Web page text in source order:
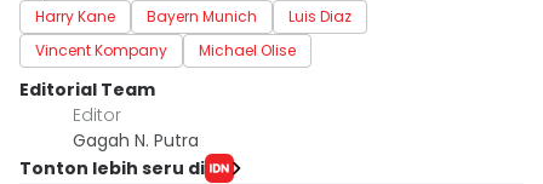
Harry Kane Bayern Munich
Luis Diaz
Vincent Kompany
Michael Olise
Editorial Team
Editor
Gagah N. Putra
Tonton lebih seru di